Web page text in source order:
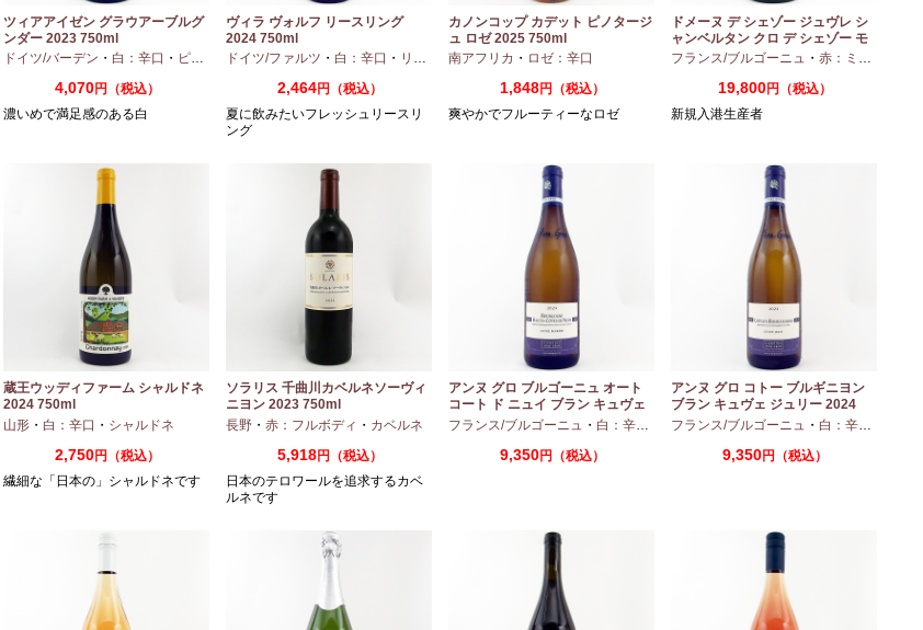
ツィアアイゼン グラウアーブルグ
ンダー 2023 750ml
ドイツ/バーデン ・ 白：辛口 ・ ピノグリ
4,070円（税込）
濃いめで満足感のある白
ヴィラ ヴォルフ リースリング
2024 750ml
ドイツ/ファルツ ・ 白：辛口 ・ リースリング
2,464円（税込）
夏に飲みたいフレッシュリースリ
ング
カノンコップ カデット ピノタージ
ュ ロゼ 2025 750ml
南アフリカ ・ ロゼ：辛口
1,848円（税込）
爽やかでフルーティーなロゼ
ドメーヌ デ シェゾー ジュヴレ シ
ャンベルタン クロ デ シェゾー モ
ノポール 2023 750ml
フランス/ブルゴーニュ ・ 赤：ミディアムボディ
19,800円（税込）
新規入港生産者
シャルドネ
蔵王ウッディファーム シャルドネ
2024 750ml
山形・ 白：辛口 ・ シャルドネ
2,750円（税込）
繊細な「日本の」シャルドネです
ソラリス 千曲川カベルネソーヴィ
ニヨン 2023 750ml
長野・ 赤：フルボディ ・ カベルネ
5,918円（税込）
日本のテロワールを追求するカベ
ルネです
アンヌ グロ ブルゴーニュ オート
コート ド ニュイ ブラン キュヴェ
マリーヌ 2024 750ml
フランス/ブルゴーニュ ・ 白：辛口 シャルドネ
9,350円（税込）
アンヌ グロ コトー ブルギニヨン
ブラン キュヴェ ジュリー 2024
フランス/ブルゴーニュ ・ 白：辛口
9,350円（税込）